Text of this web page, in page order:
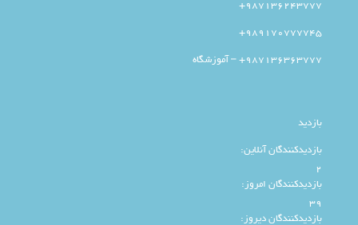
987136243777+
989170777745+
987136363777+ – آموزشگاه
بازدید
بازدیدکنندگان آنلاین:
2
بازدیدکنندگان امروز:
39
بازدیدکنندگان دیروز: